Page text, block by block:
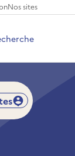
Nos sites